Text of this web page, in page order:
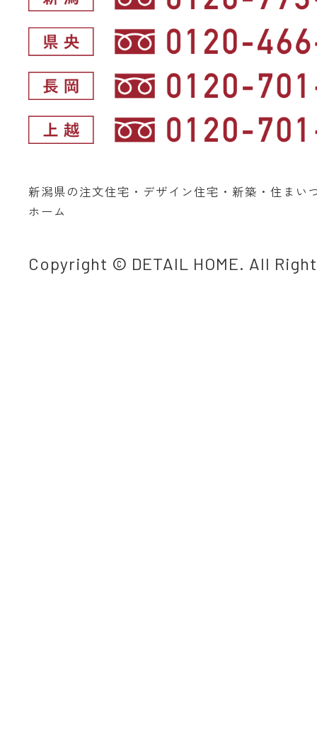
新潟県の注文住宅・デザイン住宅・新築・住まい
ホーム
Copyright © DETAIL HOME. All